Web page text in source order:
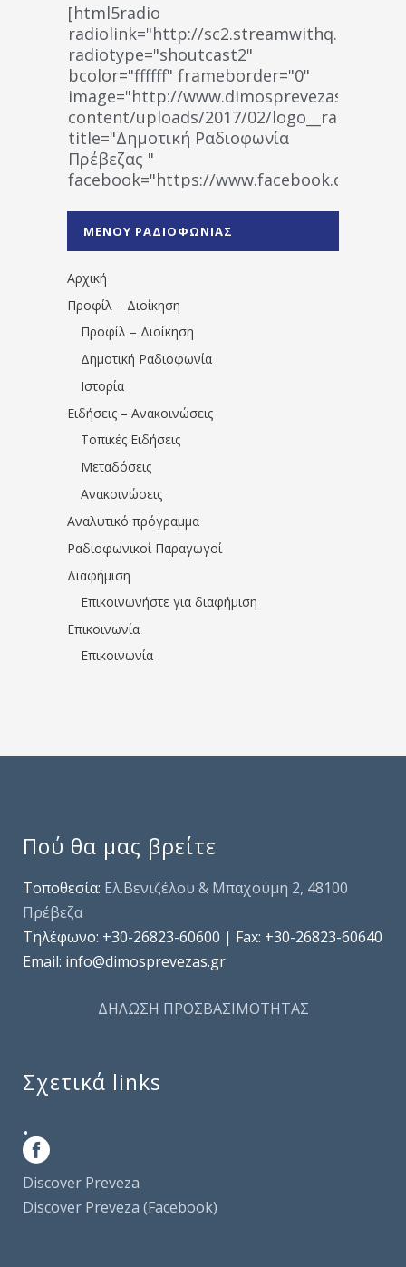
[html5radio
radiolink="http://
radiotype="shoutcast2"
bcolor="ffffff" frameborder="0"
image="http://www.dimosprevezas.gr/wp-
content/uploads/2017/02/
title="Δημοτική Ραδιοφωνία
Πρέβεζας "
facebook="https://www.facebook.com/
1531194763766854/" artist="" ]
ΜΕΝΟΥ ΡΑΔΙΟΦΩΝΙΑΣ
Αρχική
Προφίλ – Διοίκηση
Προφίλ – Διοίκηση
Δημοτική Ραδιοφωνία
Ιστορία
Ειδήσεις – Ανακοινώσεις
Τοπικές Ειδήσεις
Μεταδόσεις
Ανακοινώσεις
Αναλυτικό πρόγραμμα
Ραδιοφωνικοί Παραγωγοί
Διαφήμιση
Επικοινωνήστε για διαφήμιση
Επικοινωνία
Επικοινωνία
Πού θα μας βρείτε
Τοποθεσία: Ελ.Βενιζέλου & Μπαχούμη 2, 48100
Πρέβεζα
Τηλέφωνo: +30-26823-60600 | Fax: +30-26823-60640
Email: info@dimosprevezas.gr
ΔΗΛΩΣΗ ΠΡΟΣΒΑΣΙΜΟΤΗΤΑΣ
Σχετικά links
.
Discover Preveza
Discover Preveza (Facebook)